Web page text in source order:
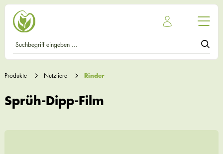
Produkte Nutztiere Rinder
Sprüh-Dipp-Film